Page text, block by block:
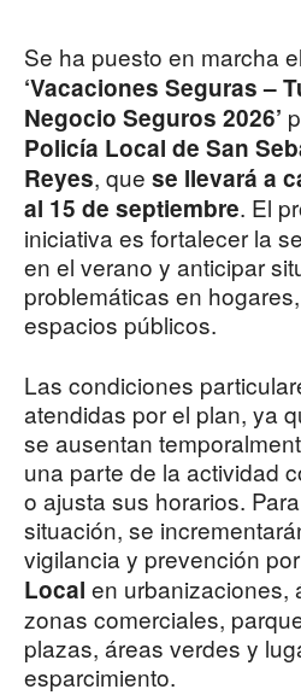
Se ha puesto en marcha el
‘Vacaciones Seguras –
Negocio Seguros 2026’
Policía Local de San
Reyes, que se llevará a
al 15 de septiembre. El
iniciativa es fortalecer la
en el verano y anticipar
problemáticas en
espacios públicos.
Las condiciones
atendidas por el plan, ya
se ausentan
una parte de la actividad
o ajusta sus horarios.
situación, se
vigilancia y prevención
Local en urbanizaciones,
zonas comerciales,
plazas, áreas verdes y
esparcimiento.